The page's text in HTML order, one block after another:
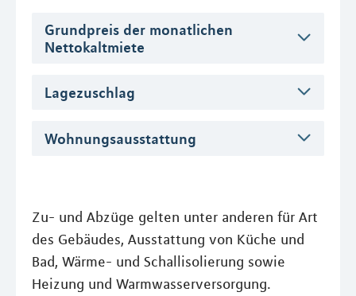
Grundpreis der monatlichen
Nettokaltmiete
Lagezuschlag
Wohnungsausstattung
Zu- und Abzüge gelten unter anderen für Art
des Gebäudes, Ausstattung von Küche und
Bad, Wärme- und Schallisolierung sowie
Heizung und Warmwasserversorgung.